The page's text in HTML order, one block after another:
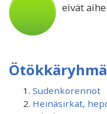
eivät
Sudenkorennot
Heinäsirkat,